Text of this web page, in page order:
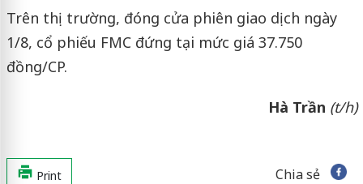
Trên thị trường, đóng cửa phiên giao dịch ngày
1/8, cổ phiếu FMC đứng tại mức giá 37.750
đồng/CP.
Hà Trần (t/h)
Print Chia sẻ